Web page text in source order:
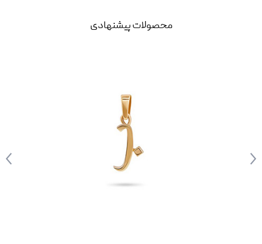
محصولات پیشنهادی